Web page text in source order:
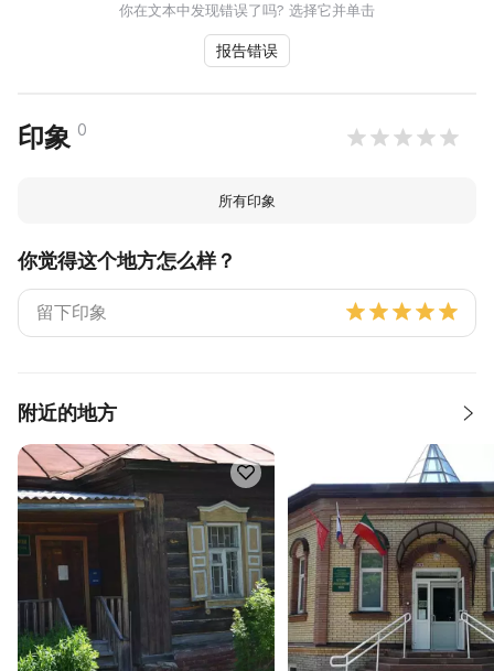
你在文本中发现错误了吗? 选择它并单击
报告错误
印象 0
所有印象
你觉得这个地方怎么样？
附近的地方